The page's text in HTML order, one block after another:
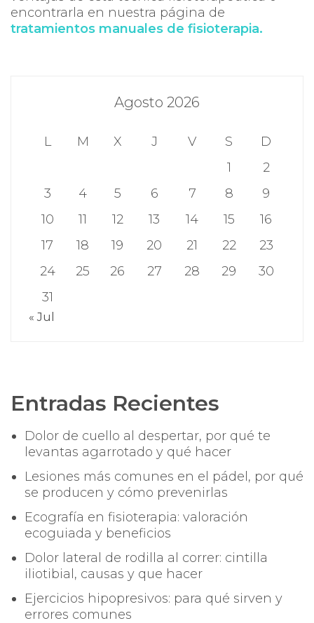
encontrarla en nuestra página de
tratamientos manuales de fisioterapia.
Agosto 2026
L M X J V S
D
1
2
3
4 5 6 7 8
9
10
11 12 13 14 15
16
17
18 19 20 21 22
23
24
25 26 27 28 29
30
31
« Jul
Entradas Recientes
Dolor de cuello al despertar, por qué te
levantas agarrotado y qué hacer
Lesiones más comunes en el pádel, por qué
se producen y cómo prevenirlas
Ecografía en fisioterapia: valoración
ecoguiada y beneficios
Dolor lateral de rodilla al correr: cintilla
iliotibial, causas y que hacer
Ejercicios hipopresivos: para qué sirven y
errores comunes